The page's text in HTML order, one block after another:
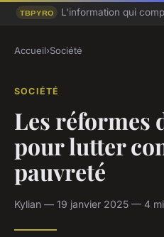
L'information qui
Accueil›Société
SOCIÉTÉ
Les réformes
pour lutter
pauvreté
Kylian — 19 janvier 2025 — 4